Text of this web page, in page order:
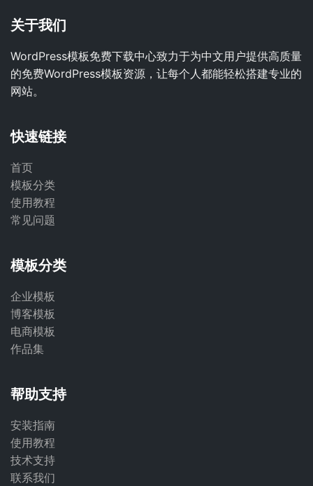
关于我们
WordPress模板免费下载中心致力于为中文用户提供高质量
的免费WordPress模板资源，让每个人都能轻松搭建专业的
网站。
快速链接
首页
模板分类
使用教程
常见问题
模板分类
企业模板
博客模板
电商模板
作品集
帮助支持
安装指南
使用教程
技术支持
联系我们